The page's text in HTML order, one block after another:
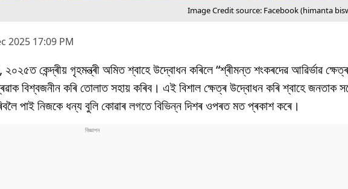
Image Credit source: Facebook (himanta
2025 17:09 PM
কেন্দ্ৰীয় গৃহমন্ত্ৰী অমিত শ্বাহে উদ্বোধন কৰিলে “শ্ৰীমন্ত শংকৰদেৱ আৱির্ভাৱ
বিশ্বজনীন কৰি তোলাত সহায় কৰিব। এই বিশাল ক্ষেত্ৰ উদ্বোধন কৰি শ্বাহে জনতাক
পাই নিজকে ধন্য বুলি কোৱাৰ লগতে বিভিন্ন দিশৰ ওপৰত মত প্ৰকাশ কৰে।